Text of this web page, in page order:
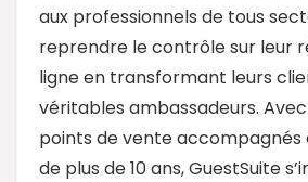
aux professionnels de tous
reprendre le contrôle sur leur
ligne en transformant leurs
véritables ambassadeurs. Avec
points de vente accompagnés
de plus de 10 ans, GuestSuite